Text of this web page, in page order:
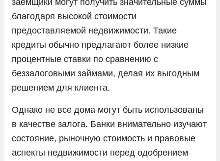
благодаря высокой стоимости
предоставляемой недвижимости. Такие
кредиты обычно предлагают более низкие
процентные ставки по сравнению с
беззалоговыми займами, делая их выгодным
решением для клиента.
Однако не все дома могут быть использованы
в качестве залога. Банки внимательно изучают
состояние, рыночную стоимость и правовые
аспекты недвижимости перед одобрением